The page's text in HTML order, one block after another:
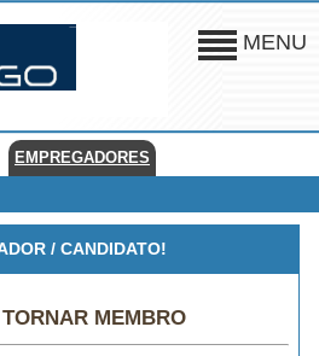
MENU
EMPREGADORES
/ CANDIDATO!
MEMBRO